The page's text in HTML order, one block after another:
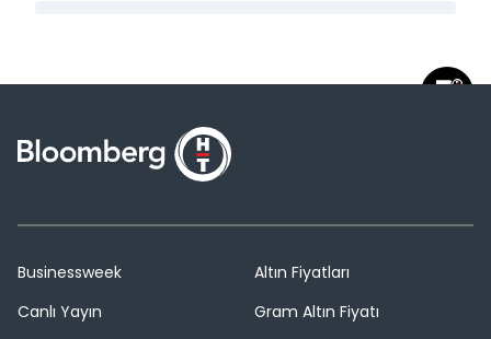
Businessweek
Canlı Yayın
Altın Fiyatları
Gram Altın Fiyatı